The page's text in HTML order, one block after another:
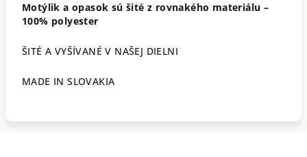
Motýlik a opasok sú šité z rovnakého materiálu –
100% polyester
ŠITÉ A VYŠÍVANÉ V NAŠEJ DIELNI
MADE IN SLOVAKIA